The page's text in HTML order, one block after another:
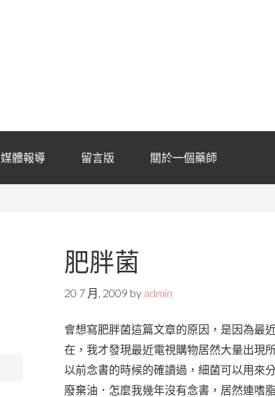
媒體報導 留言版 關於一個藥師
肥胖菌
20 7 月, 2009 by admin
會想寫肥胖菌這篇文章的原因，是因為最
在，我才發現最近電視購物居然大量出現
以前念書的時候的確讀過，細菌可以用來
廢棄油．怎麼我幾年沒有念書，居然連嗜